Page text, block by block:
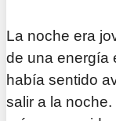
La noche era
de una energía
había sentido
salir a la